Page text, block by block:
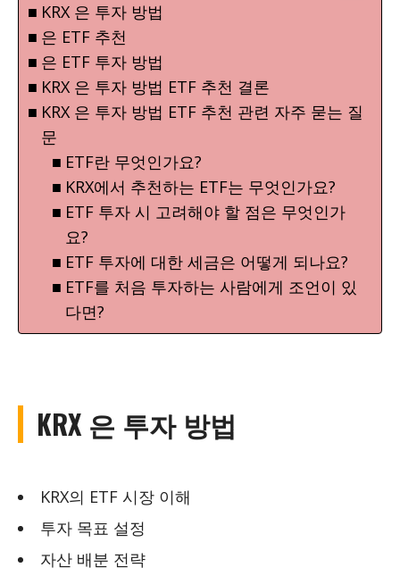
KRX 은 투자 방법
은 ETF 추천
은 ETF 투자 방법
KRX 은 투자 방법 ETF 추천 결론
KRX 은 투자 방법 ETF 추천 관련 자주 묻는 질
문
ETF란 무엇인가요?
KRX에서 추천하는 ETF는 무엇인가요?
ETF 투자 시 고려해야 할 점은 무엇인가
요?
ETF 투자에 대한 세금은 어떻게 되나요?
ETF를 처음 투자하는 사람에게 조언이 있
다면?
KRX 은 투자 방법
KRX의 ETF 시장 이해
투자 목표 설정
자산 배분 전략